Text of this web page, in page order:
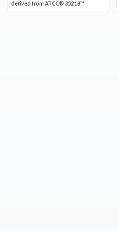
derived from ATCC® 35218™